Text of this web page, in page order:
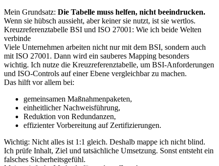
Mein Grundsatz: Die Tabelle muss helfen, nicht beeindrucken.
Wenn sie hübsch aussieht, aber keiner sie nutzt, ist sie wertlos.
Kreuzreferenztabelle BSI und ISO 27001: Wie ich beide Welten
verbinde
Viele Unternehmen arbeiten nicht nur mit dem BSI, sondern auch
mit ISO 27001. Dann wird ein sauberes Mapping besonders
wichtig. Ich nutze die Kreuzreferenztabelle, um BSI-Anforderungen
und ISO-Controls auf einer Ebene vergleichbar zu machen.
Das hilft vor allem bei:
gemeinsamen Maßnahmenpaketen,
einheitlicher Nachweisführung,
Reduktion von Redundanzen,
effizienter Vorbereitung auf Zertifizierungen.
Wichtig: Nicht alles ist 1:1 gleich. Deshalb mappe ich nicht blind.
Ich prüfe Inhalt, Ziel und tatsächliche Umsetzung. Sonst entsteht ein
falsches Sicherheitsgefühl.